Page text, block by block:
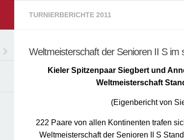
TURNIERBERICHTE 2011
Weltmeisterschaft der Senioren II S im
Kieler Spitzenpaar Siegbert und
Weltmeisterschaft
(Eigenbericht von
222 Paare von allen Kontinenten trafen
Weltmeisterschaft der Senioren II S